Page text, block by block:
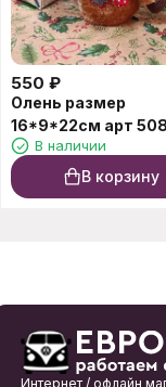
550 ₽
Олень размер
16*9*22см арт
В наличии
В корзину
Интернет / офлайн